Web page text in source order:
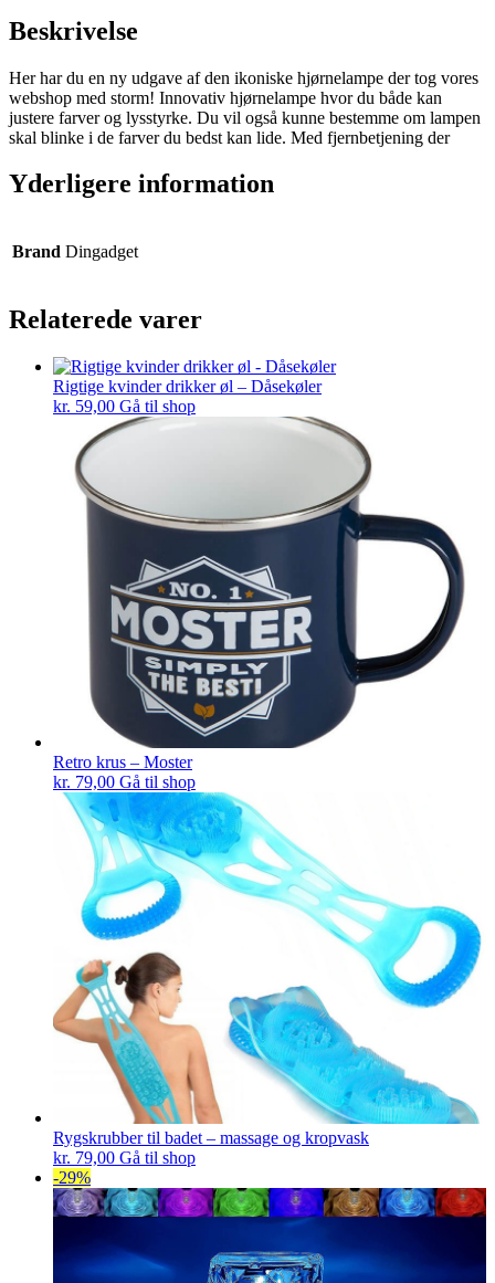
Beskrivelse
Her har du en ny udgave af den ikoniske hjørnelampe der tog vores
webshop med storm! Innovativ hjørnelampe hvor du både kan
justere farver og lysstyrke. Du vil også kunne bestemme om lampen
skal blinke i de farver du bedst kan lide. Med fjernbetjening der
Yderligere information
Brand Dingadget
Relaterede varer
Rigtige kvinder drikker øl – Dåsekøler
kr. 59,00 Gå til shop
Retro krus – Moster
kr. 79,00 Gå til shop
Rygskrubber til badet – massage og kropvask
kr. 79,00 Gå til shop
-29%